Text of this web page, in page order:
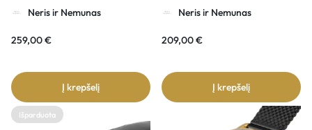
Neris ir Nemunas
259,00€
Į krepšelį
Neris ir Nemunas
209,00€
Į krepšelį
Išparduota